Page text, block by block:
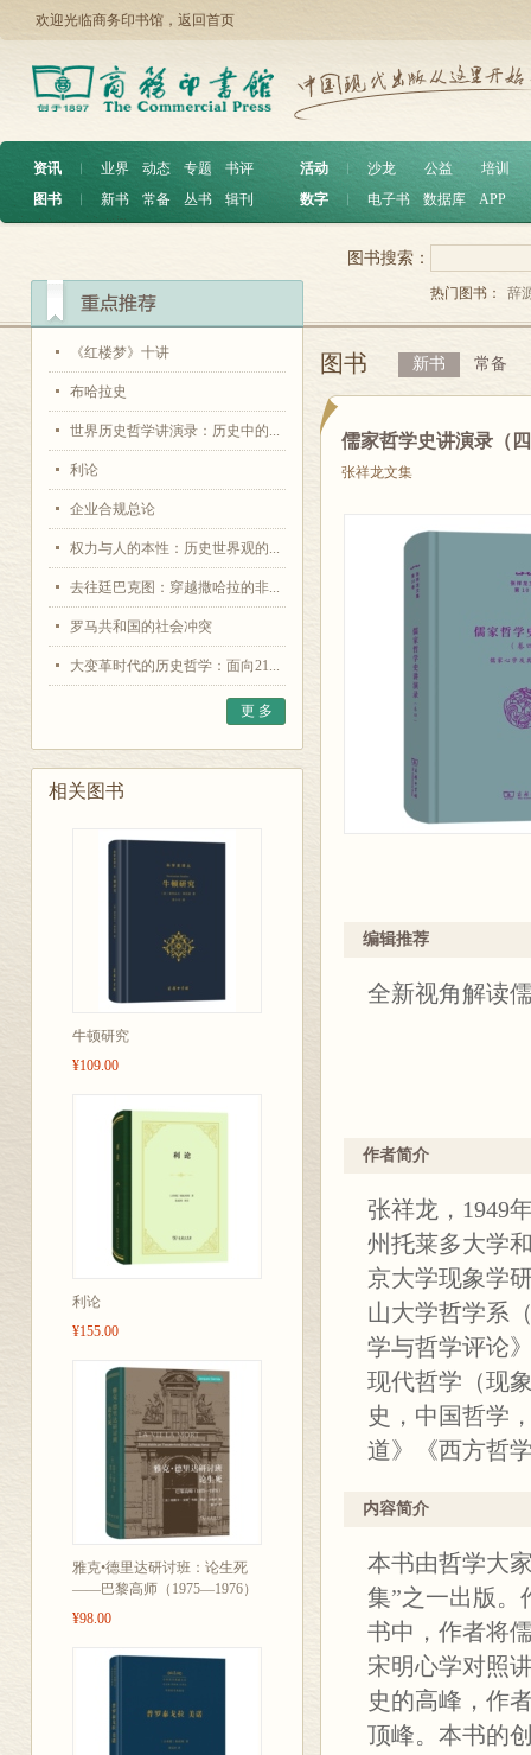
欢迎光临商务印书馆， 返回首页
资讯 ︱ 业界 动态 专题
书评
图书
︱ 新书 常备 丛书 辑刊
活动 沙龙 公益
培训
数字
电子书 数据库 APP
《红楼梦》十讲
布哈拉史
世界历史哲学讲演录：历史中的...
利论
企业合规总论
权力与人的本性：历史世界观的...
去往廷巴克图：穿越撒哈拉的非...
罗马共和国的社会冲突
大变革时代的历史哲学：面向21...
更 多
相关图书
牛顿研究
¥109.00
利论
¥155.00
雅克•德里达研讨班：论生死
——巴黎高师（1975—1976）
¥98.00
图书搜索：
热门图书： 辞
图书 新书 常备
儒家哲学史讲演录（
张祥龙文集
编辑推荐
全新视角解读
作者简介
张祥龙，1949
州托莱多大学
京大学现象学
山大学哲学系
学与哲学评论
现代哲学（现
史，中国哲学
道》《西方哲
内容简介
本书由哲学大
集”之一出版。
书中，作者将
宋明心学对照
史的高峰，作
顶峰。本书的